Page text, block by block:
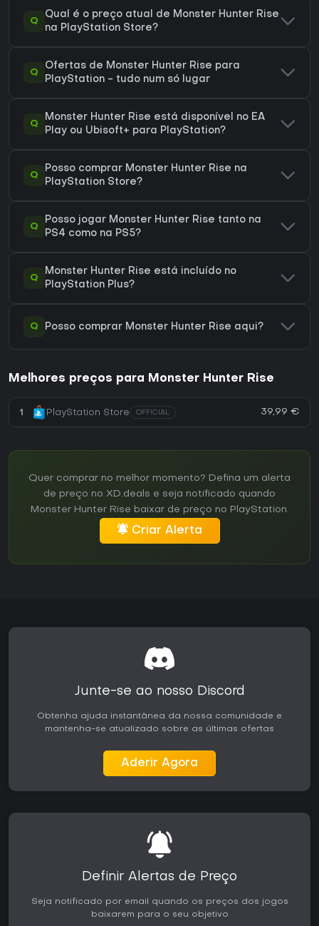
Q
Qual é o preço atual de Monster Hunter Rise
na PlayStation Store?
Q
Ofertas de Monster Hunter Rise para
PlayStation - tudo num só lugar
Q
Monster Hunter Rise está disponível no EA
Play ou Ubisoft+ para PlayStation?
Q
Posso comprar Monster Hunter Rise na
PlayStation Store?
Q
Posso jogar Monster Hunter Rise tanto na
PS4 como na PS5?
Q
Monster Hunter Rise está incluído no
PlayStation Plus?
Q Posso comprar Monster Hunter Rise aqui?
Melhores preços para Monster Hunter Rise
1 PlayStation Store OFFICIAL 39,99 €
Quer comprar no melhor momento? Defina um alerta
de preço no XD.deals e seja notificado quando
Monster Hunter Rise baixar de preço no PlayStation.
Criar Alerta
Junte-se ao nosso Discord
Obtenha ajuda instantânea da nossa comunidade e
mantenha-se atualizado sobre as últimas ofertas
Aderir Agora
Definir Alertas de Preço
Seja notificado por email quando os preços dos jogos
baixarem para o seu objetivo